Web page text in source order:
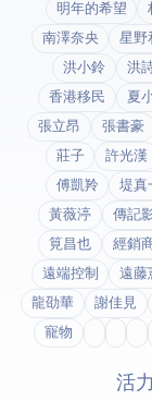
明年的希望
南澤奈央
星野
洪小鈴
洪
香港移民
夏
張立昂
張書豪
莊子
許光漢
傅凱羚
堤真
黃薇渟
傳記
筧昌也
經銷
遠端控制
遠藤
龍劭華
謝佳見
寵物
©